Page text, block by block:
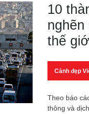
10
nghẽn
thế
Cảnh đẹp
Theo báo
thông và